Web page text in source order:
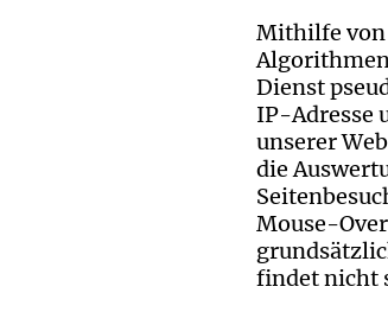
Mithilfe von
Dienst
IP-Adresse
unserer
die
Mouse-
findet nicht